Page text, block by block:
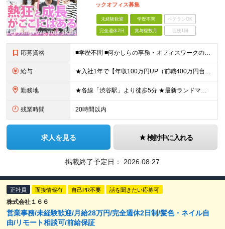
ックオフィス募集
未経験歓迎 学歴不問 ベテランOK
完全週休2日 賞与複数月 面接1回
応募資格 ■学歴不問 ■何かしらの事務・オフィスワークの実務経験（1年以上／業界不問） ※一般事務、営業アシスタント、人事など職種は不問です！ ＼1つでも当てはまれば、まずはご応募ください！／ □ 自分で考え
給与 ★入社1年で【年収100万円UP（前職400万円台⇒600万円台）】の実績あり！ ※前職の給与やご経験、能力を最大限に考慮し、お互いが納得いく形で決定します。 ■想定年収：330万円〜800万円 ■
勤務地 ★各線「渋谷駅」より徒歩5分 ★最新ランドマークオフィスです！ ★転勤はありません 魅力POINT♪ ￣￣V￣￣￣ 道玄坂通りの新しいオフィスは渋谷駅からアクセス抜群！ 周辺の飲食店やショッピングス
残業時間 20時間以内
求人を見る 検討中に入れる
掲載終了予定日： 2026.08.27
正社員 面接情報有 自己PR不要 話を聞きたい応募可
株式会社１６６
営業事務/未経験歓迎/月給28万円/完全週休2日制/髪色・ネイル自
由/リモート相談可/前給保証